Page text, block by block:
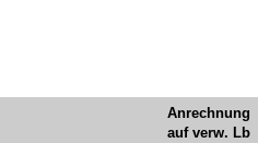
Anrechnung
auf verw. Lb